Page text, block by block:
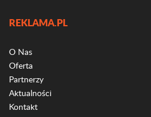
REKLAMA.PL
O Nas
Oferta
Partnerzy
Aktualności
Kontakt